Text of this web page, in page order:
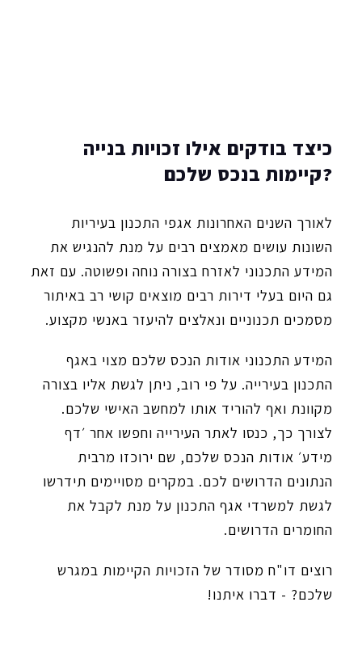
כיצד בודקים אילו זכויות בנייה
קיימות בנכס שלכם?
לאורך השנים האחרונות אגפי התכנון בעיריות
השונות עושים מאמצים רבים על מנת להנגיש את
המידע התכנוני לאזרח בצורה נוחה ופשוטה. עם זאת
גם היום בעלי דירות רבים מוצאים קושי רב באיתור
מסמכים תכנוניים ונאלצים להיעזר באנשי מקצוע.
המידע התכנוני אודות הנכס שלכם מצוי באגף
התכנון בעירייה. על פי רוב, ניתן לגשת אליו בצורה
מקוונת ואף להוריד אותו למחשב האישי שלכם.
לצורך כך, כנסו לאתר העירייה וחפשו אחר ׳דף
מידע׳ אודות הנכס שלכם, שם ירוכזו מרבית
הנתונים הדרושים לכם. במקרים מסויימים תידרשו
לגשת למשרדי אגף התכנון על מנת לקבל את
החומרים הדרושים.
רוצים דו"ח מסודר של הזכויות הקיימות במגרש
שלכם? - דברו איתנו!